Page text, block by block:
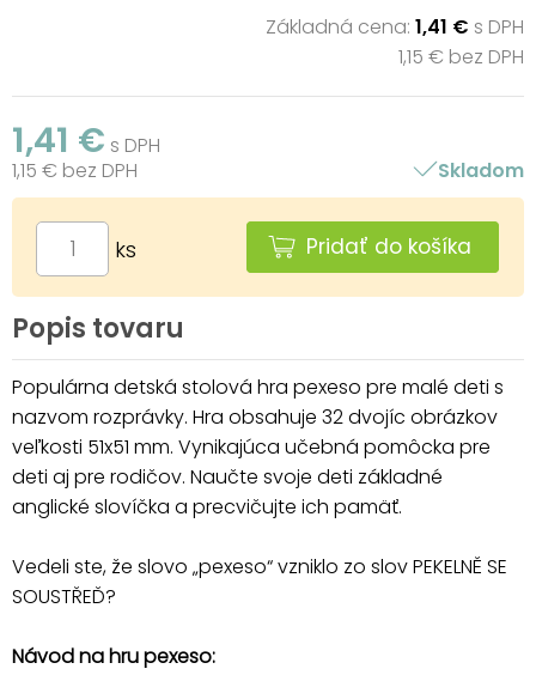
Základná cena: 1,41 € s DPH
1,15 € bez DPH
1,41 € s DPH
1,15 € bez DPH
Skladom
ks Pridať do košíka
Popis tovaru
Populárna detská stolová hra pexeso pre malé deti s
nazvom rozprávky. Hra obsahuje 32 dvojíc obrázkov
veľkosti 51x51 mm. Vynikajúca učebná pomôcka pre
deti aj pre rodičov. Naučte svoje deti základné
anglické slovíčka a precvičujte ich pamäť.
Vedeli ste, že slovo „pexeso“ vzniklo zo slov PEKELNĚ SE
SOUSTŘEĎ?
Návod na hru pexeso: